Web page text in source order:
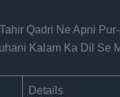
Qadri Ne Apni
Kalam Ka Dil Se
Details